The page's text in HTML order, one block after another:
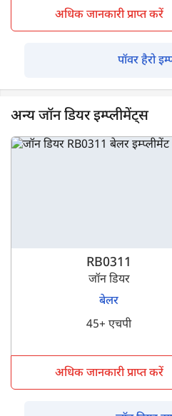
अधिक जानकारी प्राप्त करें
पॉवर हैरो
अन्य जॉन डियर इम्प्लीमेंट्स
RB0311
जॉन डियर
बेलर
45+ एचपी
अधिक जानकारी प्राप्त करें